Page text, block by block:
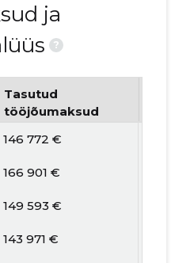
ja
?
Tasutud
tööjõumaksud
146 772 €
166 901 €
149 593 €
143 971 €